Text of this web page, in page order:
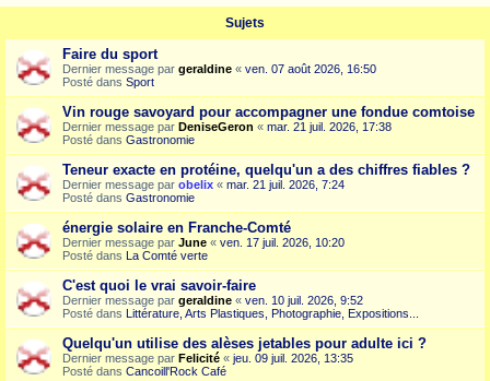
c
Sujets
Faire du sport
Dernier message par geraldine « ven. 07 août 2026, 16:50
Posté dans Sport
Vin rouge savoyard pour accompagner une fondue comtoise
Dernier message par DeniseGeron « mar. 21 juil. 2026, 17:38
Posté dans Gastronomie
Teneur exacte en protéine, quelqu'un a des chiffres fiables ?
Dernier message par obelix « mar. 21 juil. 2026, 7:24
Posté dans Gastronomie
énergie solaire en Franche-Comté
Dernier message par June « ven. 17 juil. 2026, 10:20
Posté dans La Comté verte
C'est quoi le vrai savoir-faire
Dernier message par geraldine « ven. 10 juil. 2026, 9:52
Posté dans Littérature, Arts Plastiques, Photographie, Expositions...
Quelqu'un utilise des alèses jetables pour adulte ici ?
Dernier message par Felicité « jeu. 09 juil. 2026, 13:35
Posté dans Cancoill'Rock Café